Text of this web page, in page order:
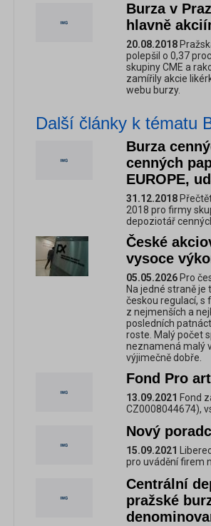
Burza v
hlavně
20.08.2018
polepšil o 0,37
skupiny CME a
zamířily akcie
webu burzy.
Další články k tématu
Burza
cenných
EUROPE,
31.12.2018
2018 pro firmy
depoziotář
České
vysoce
05.05.2026 Pro
Na jedné straně
českou regulací, s
z nejmenších a
posledních
roste. Malý počet
neznamená malý
výjimečně dobře.
Fond Pro
13.09.2021 Fond
CZ0008044674),
Nový
15.09.2021
pro uvádění firem
Centrální
pražské